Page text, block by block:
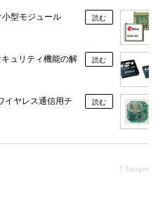
型モジュール 読む
ュリティ機能の解
読む
イヤレス通信用チ
読む
1 Images